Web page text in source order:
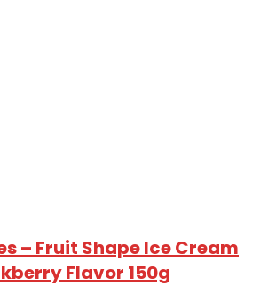
– Fruit Shape Ice Cream
Flavor 150g